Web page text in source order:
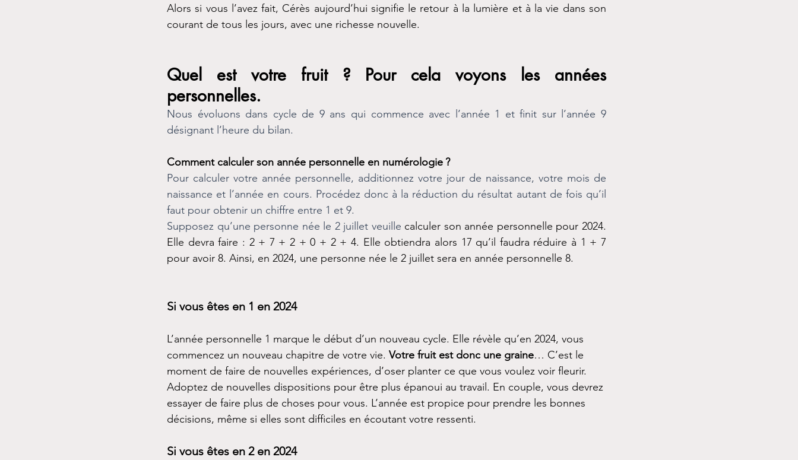
Alors si vous l’avez fait, Cérès aujourd’hui signifie le retour à la lumière et à la vie dans son
courant de tous les jours, avec une richesse nouvelle.
Quel est votre fruit ? Pour cela voyons les années
personnelles.
Nous évoluons dans cycle de 9 ans qui commence avec l’année 1 et finit sur l’année 9
désignant l’heure du bilan.
Comment calculer son année personnelle en numérologie ?
Pour calculer votre année personnelle, additionnez votre jour de naissance, votre mois de
naissance et l’année en cours. Procédez donc à la réduction du résultat autant de fois qu’il
faut pour obtenir un chiffre entre 1 et 9.
Supposez qu’une personne née le 2 juillet veuille calculer son année personnelle pour 2024.
Elle devra faire : 2 + 7 + 2 + 0 + 2 + 4. Elle obtiendra alors 17 qu’il faudra réduire à 1 + 7
pour avoir 8. Ainsi, en 2024, une personne née le 2 juillet sera en année personnelle 8.
Si vous êtes en 1 en 2024
L’année personnelle 1 marque le début d’un nouveau cycle. Elle révèle qu’en 2024, vous
commencez un nouveau chapitre de votre vie. Votre fruit est donc une graine… C’est le
moment de faire de nouvelles expériences, d’oser planter ce que vous voulez voir fleurir.
Adoptez de nouvelles dispositions pour être plus épanoui au travail. En couple, vous devrez
essayer de faire plus de choses pour vous. L’année est propice pour prendre les bonnes
décisions, même si elles sont difficiles en écoutant votre ressenti.
Si vous êtes en 2 en 2024